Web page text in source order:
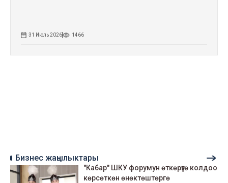
31 Июль 2026 1466
Бизнес жаңылыктары
"Кабар" ШКУ форумун өткөрүүгө колдоо
көрсөткөн өнөктөштөргө